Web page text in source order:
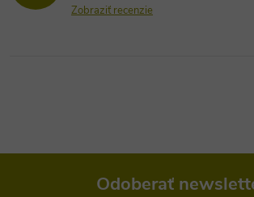
Zobraziť recenzie
Odoberať